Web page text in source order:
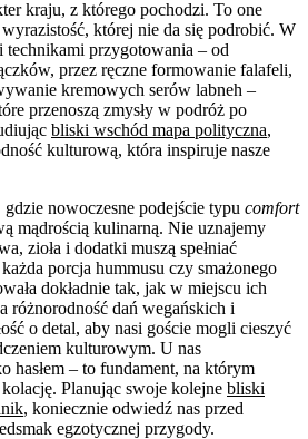
kraju, z którego pochodzi. To one
której nie da się podrobić. W
technikami przygotowania – od
przez ręczne formowanie falafeli,
kremowych serów labneh –
przenoszą zmysły w podróż po
bliski wschód mapa polityczna,
kulturową, która inspiruje nasze
nowoczesne podejście typu comfort
mądrością kulinarną. Nie uznajemy
zioła i dodatki muszą spełniać
porcja hummusu czy smażonego
dokładnie tak, jak w miejscu ich
różnorodność dań wegańskich i
o detal, aby nasi goście mogli cieszyć
kulturowym. U nas
hasłem – to fundament, na którym
Planując swoje kolejne bliski
, koniecznie odwiedź nas przed
egzotycznej przygody.